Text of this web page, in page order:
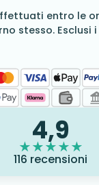
entro le
stesso. Esclusi
4,9
★★★★★
116 recensioni